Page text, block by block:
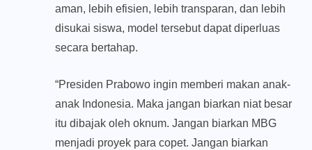
aman, lebih efisien, lebih transparan, dan lebih
disukai siswa, model tersebut dapat diperluas
secara bertahap.
“Presiden Prabowo ingin memberi makan anak-
anak Indonesia. Maka jangan biarkan niat besar
itu dibajak oleh oknum. Jangan biarkan MBG
menjadi proyek para copet. Jangan biarkan